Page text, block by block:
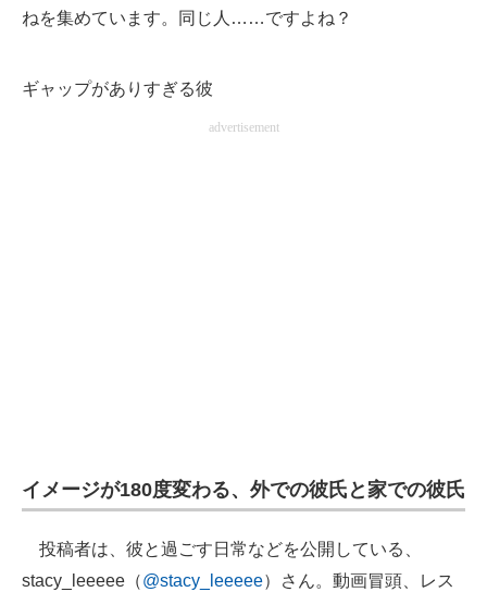
スマホと通信の最新トレンド
IT製品の技術・比較・事例
モノづくり技術者専門サイト
ねを集めています。同じ人……ですよね？
ギャップがありすぎる彼
advertisement
イメージが180度変わる、外での彼氏と家での彼氏
投稿者は、彼と過ごす日常などを公開している、
stacy_leeeee（@stacy_leeeee）さん。動画冒頭、レス